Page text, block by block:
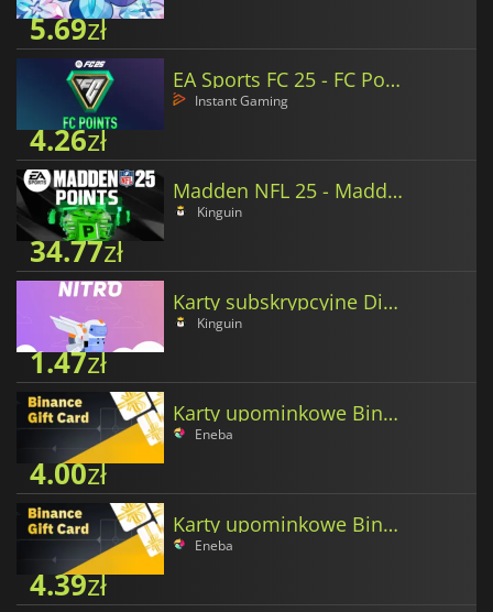
5.69zł
EA Sports FC 25 - FC Points
Instant Gaming
4.26zł
Madden NFL 25 - Madden Points
Kinguin
34.77zł
Karty subskrypcyjne Discord Nitro
Kinguin
1.47zł
Karty upominkowe Binance w USD Coin
Eneba
4.00zł
Karty upominkowe Binance w XRP
Eneba
4.39zł